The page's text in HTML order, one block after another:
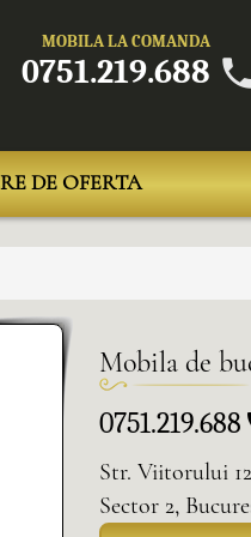
MOBILA LA COMANDA
0751.219.688
DE OFERTA
Mobila de
0751.219.688
Str. Viitorului
Sector 2,